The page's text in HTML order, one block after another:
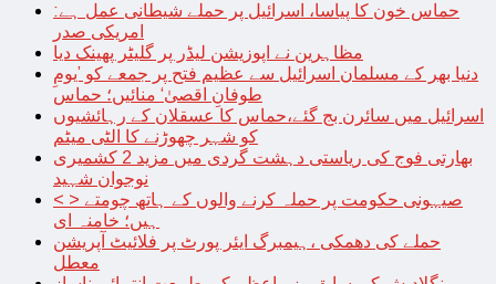
حماس خون کا پیاسا، اسرائیل پر حملے شیطانی عمل ہے:
امریکی صدر
مظاہرین نے اپوزیشن لیڈر پر گلیٹر پھینک دیا
دنیا بھر کے مسلمان اسرائیل سے عظیم فتح پر جمعے کو ’یومِ
طوفانِ اقصیٰ‘ منائیں؛ حماس
اسرائیل میں سائرن بج گئے،حماس کا عسقلان کے رہائشیوں
کو شہر چھوڑنے کا الٹی میٹم
بھارتی فوج کی ریاستی دہشت گردی میں مزید 2 کشمیری
نوجوان شہید
< > صیہونی حکومت پر حملہ کرنے والوں کے ہاتھ چومتے
ہیں؛ خامنہ ای
حملے کی دھمکی ،ہیمبرگ ایئر پورٹ پر فلائیٹ آپریشن
معطل